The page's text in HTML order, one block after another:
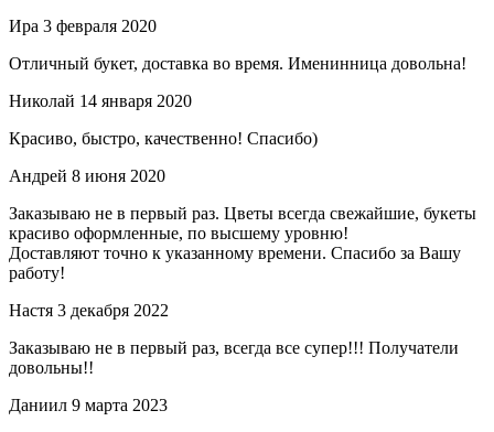
Ира 3 февраля 2020
Отличный букет, доставка во время. Именинница довольна!
Николай 14 января 2020
Красиво, быстро, качественно! Спасибо)
Андрей 8 июня 2020
Заказываю не в первый раз. Цветы всегда свежайшие, букеты
красиво оформленные, по высшему уровню!
Доставляют точно к указанному времени. Спасибо за Вашу
работу!
Настя 3 декабря 2022
Заказываю не в первый раз, всегда все супер!!! Получатели
довольны!!
Даниил 9 марта 2023